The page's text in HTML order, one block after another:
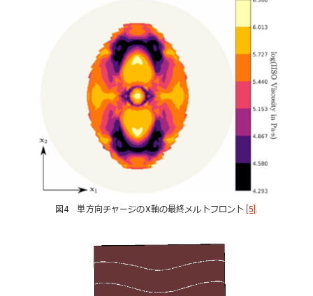
図4 単方向チャージのX軸の最終メルトフロント [5] .